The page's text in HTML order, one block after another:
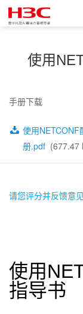
使用
手册下载
使用
册.pdf (677.47
请您评分并反馈意见
使用
指导书